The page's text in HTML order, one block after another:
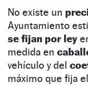
No existe un
Ayuntamiento
se fijan por ley
medida en
vehículo y del
máximo que fija